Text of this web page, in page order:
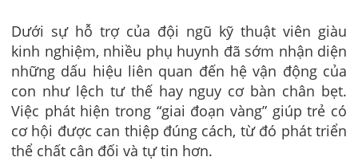
Dưới sự hỗ trợ của đội ngũ kỹ thuật viên giàu
kinh nghiệm, nhiều phụ huynh đã sớm nhận diện
những dấu hiệu liên quan đến hệ vận động của
con như lệch tư thế hay nguy cơ bàn chân bẹt.
Việc phát hiện trong “giai đoạn vàng” giúp trẻ có
cơ hội được can thiệp đúng cách, từ đó phát triển
thể chất cân đối và tự tin hơn.